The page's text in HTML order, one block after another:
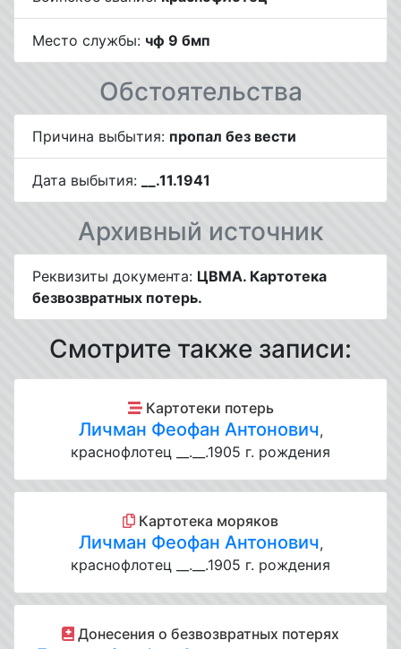
Место службы: чф 9 бмп
Обстоятельства
Причина выбытия: пропал без вести
Дата выбытия: __.11.1941
Архивный источник
Реквизиты документа: ЦВМА. Картотека
безвозвратных потерь.
Смотрите также записи:
Картотеки потерь
Личман Феофан Антонович,
краснофлотец __.__.1905 г. рождения
Картотека моряков
Личман Феофан Антонович,
краснофлотец __.__.1905 г. рождения
Донесения о безвозвратных потерях